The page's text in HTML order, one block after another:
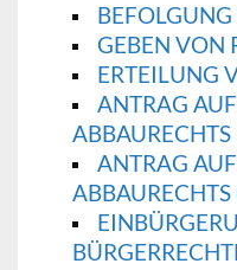
GEBEN VON
ERTEILUNG
ANTRAG
ABBAURECHTS
ANTRAG